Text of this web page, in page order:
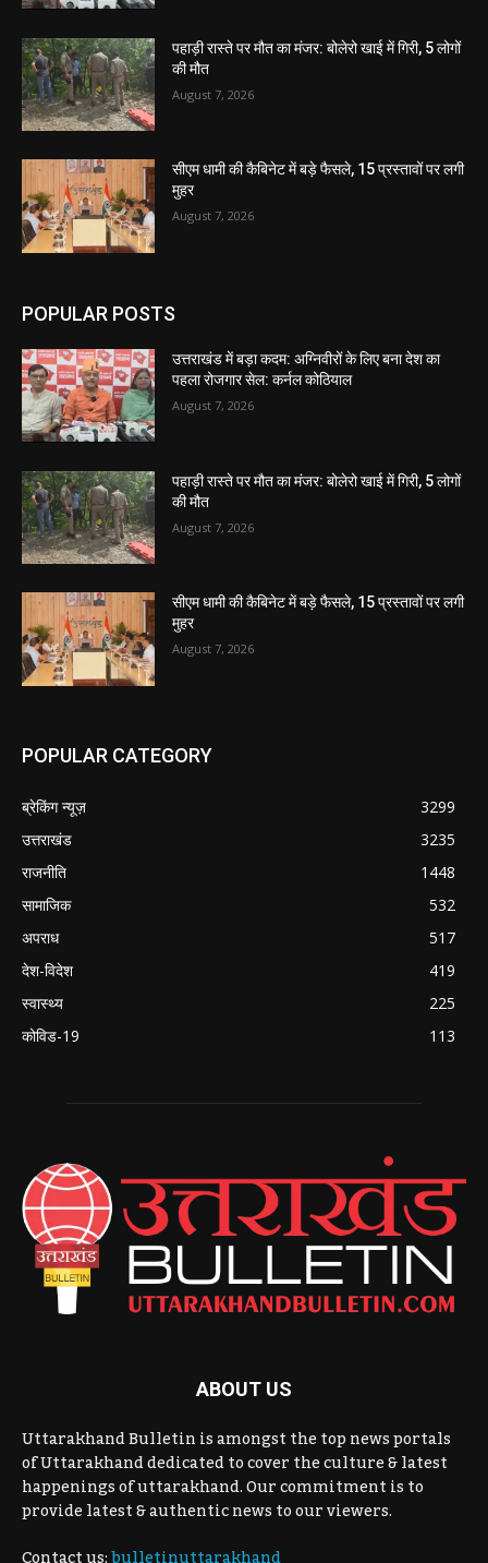
पहाड़ी रास्ते पर मौत का मंजर: बोलेरो खाई में गिरी, 5 लोगों
की मौत
August 7, 2026
सीएम धामी की कैबिनेट में बड़े फैसले, 15 प्रस्तावों पर लगी
मुहर
August 7, 2026
POPULAR POSTS
उत्तराखंड में बड़ा कदम: अग्निवीरों के लिए बना देश का
पहला रोजगार सेल: कर्नल कोठियाल
August 7, 2026
पहाड़ी रास्ते पर मौत का मंजर: बोलेरो खाई में गिरी, 5 लोगों
की मौत
August 7, 2026
सीएम धामी की कैबिनेट में बड़े फैसले, 15 प्रस्तावों पर लगी
मुहर
August 7, 2026
POPULAR CATEGORY
ब्रेकिंग न्यूज़
3299
उत्तराखंड
3235
राजनीति
1448
सामाजिक
532
अपराध
517
देश-विदेश
419
स्वास्थ्य
225
कोविड-19
113
ABOUT US
Uttarakhand Bulletin is amongst the top news portals
of Uttarakhand dedicated to cover the culture & latest
happenings of uttarakhand. Our commitment is to
provide latest & authentic news to our viewers.